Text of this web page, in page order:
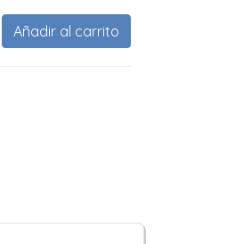
Añadir al carrito